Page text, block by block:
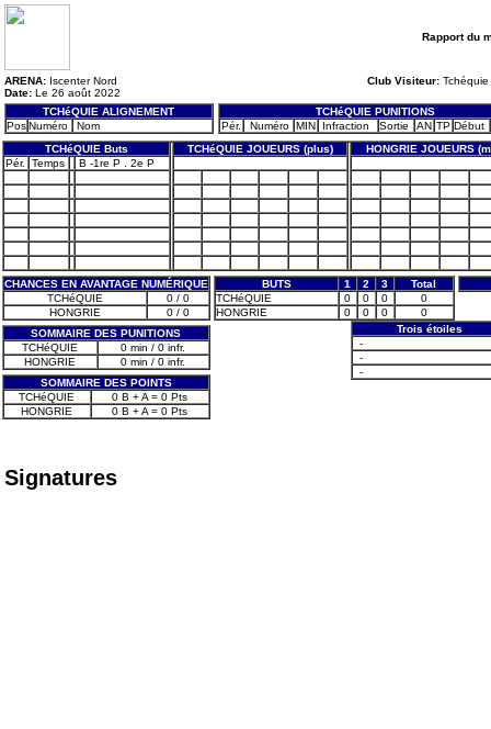
Rapport du
ARENA: Iscenter Nord
Date: Le 26 août 2022
Club Visiteur: Tchéquie
TCHéQUIE ALIGNEMENT
PosNuméro Nom
TCHéQUIE PUNITIONS
Pér.
Numéro MIN Infraction Sortie AN TP Début
TCHéQUIE Buts
TCHéQUIE JOUEURS (plus)
HONGRIE JOUEURS
Pér.
Temps B -1re P . 2e P
CHANCES EN AVANTAGE NUMÉRIQUE
TCHéQUIE
0 / 0
HONGRIE
0 / 0
SOMMAIRE DES PUNITIONS
TCHéQUIE
0 min / 0 infr.
HONGRIE
0 min / 0 infr.
SOMMAIRE DES POINTS
TCHéQUIE
0 B + A = 0 Pts
HONGRIE
0 B + A = 0 Pts
BUTS 1 2 3
Total
TCHéQUIE
0 0 0
0
HONGRIE
0 0 0
0
Trois étoiles
-
-
-
Signatures